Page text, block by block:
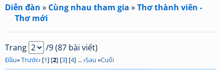
Diễn đàn » Cùng nhau tham gia »Thơ thành viên -
Thơ mới
Trang /9 (87 bài viết)
Đầu«Trước‹ [1] [2] [3] [4] ... ›Sau »Cuối